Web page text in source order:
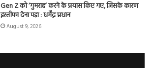
Gen Z को ‘गुमराह’ करने के प्रयास किए गए, जिसके कारण
इस्तीफा देना पड़ा : धर्मेंद्र प्रधान
August 9, 2026